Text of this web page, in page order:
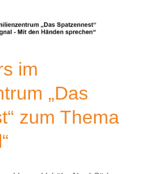
im
„Das
zum Thema